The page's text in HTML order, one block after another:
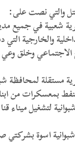
والتي نصت على:
شعبية في جميع
والخارجية
الاجتماعي
مستقلة لمحافظة
بمعسكرات من
لتشغيل
اسوة بشركتي